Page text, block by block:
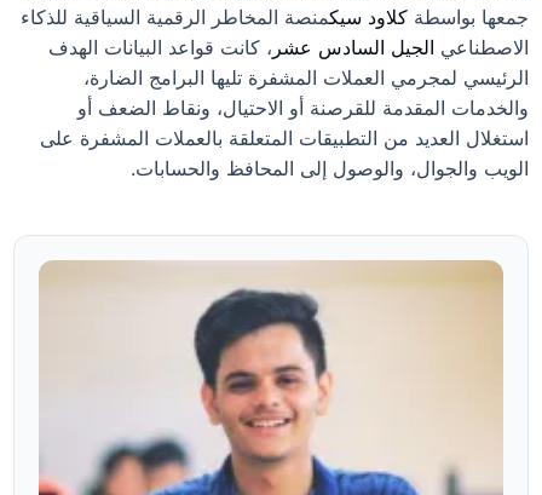
جمعها بواسطةكلاود سيكمنصة المخاطر الرقمية السياقية للذكاء
الاصطناعي الجيل السادس عشر ، كانت قواعد البيانات الهدف
الرئيسي لمجرمي العملات المشفرة تليها البرامج الضارة،
والخدمات المقدمة للقرصنة أو الاحتيال، ونقاط الضعف أو
استغلال العديد من التطبيقات المتعلقة بالعملات المشفرة على
الويب والجوال، والوصول إلى المحافظ والحسابات.